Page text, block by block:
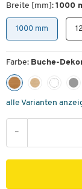
Breite [mm]: 1000
1000 mm
Farbe: Buche-
alle Varianten
-